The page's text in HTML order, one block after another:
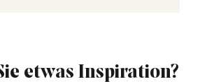
etwas Inspiration?